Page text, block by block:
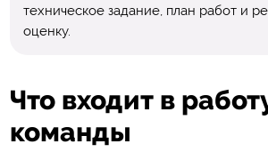
техническое задание, план работ и
оценку.
Что входит в
команды